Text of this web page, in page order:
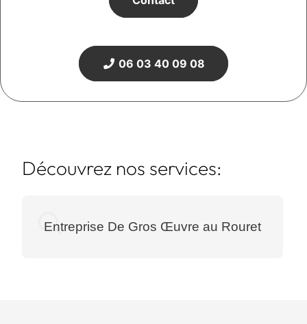
06 03 40 09 08
Découvrez nos services:
Entreprise De Gros Œuvre au Rouret